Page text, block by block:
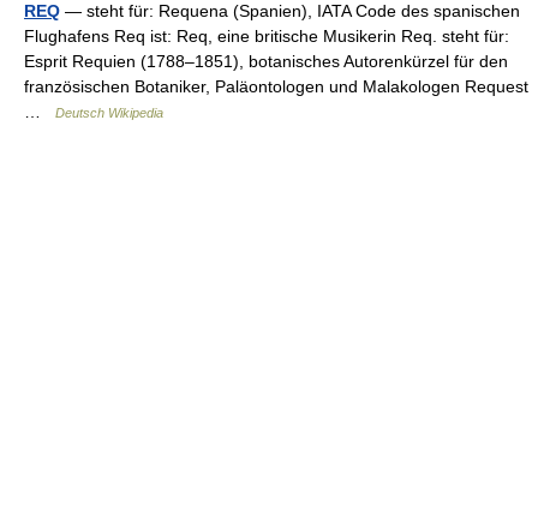
REQ — steht für: Requena (Spanien), IATA Code des spanischen
Flughafens Req ist: Req, eine britische Musikerin Req. steht für:
Esprit Requien (1788–1851), botanisches Autorenkürzel für den
französischen Botaniker, Paläontologen und Malakologen Request
Deutsch Wikipedia